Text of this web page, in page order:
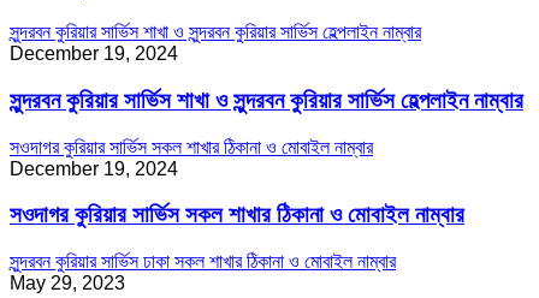
সুন্দরবন কুরিয়ার সার্ভিস শাখা ও সুন্দরবন কুরিয়ার সার্ভিস হেল্পলাইন নাম্বার
December 19, 2024
সুন্দরবন কুরিয়ার সার্ভিস শাখা ও সুন্দরবন কুরিয়ার সার্ভিস হেল্পলাইন নাম্বার
সওদাগর কুরিয়ার সার্ভিস সকল শাখার ঠিকানা ও মোবাইল নাম্বার
December 19, 2024
সওদাগর কুরিয়ার সার্ভিস সকল শাখার ঠিকানা ও মোবাইল নাম্বার
সুন্দরবন কুরিয়ার সার্ভিস ঢাকা সকল শাখার ঠিকানা ও মোবাইল নাম্বার
May 29, 2023